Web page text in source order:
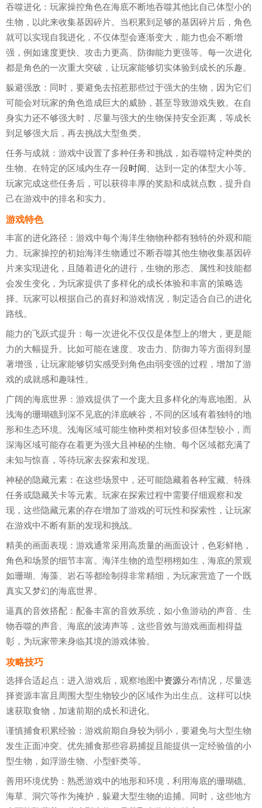
吞噬进化：玩家操控角色在海底不断地吞噬其他比自己体型小的
生物，以此来收集基因碎片。当积累到足够的基因碎片后，角色
就可以实现自我进化，不仅体型会逐渐变大，能力也会不断增
强，例如速度更快、攻击力更高、防御能力更强等。每一次进化
都是角色的一次重大突破，让玩家能够切实体验到成长的乐趣。
躲避强敌：同时，要避免去招惹那些过于强大的生物，因为它们
可能会对玩家的角色造成巨大的威胁，甚至导致游戏失败。在自
身实力还不够强大时，尽量与强大的生物保持安全距离，等成长
到足够强大后，再去挑战大型鱼类。
任务与成就：游戏中设置了多种任务和挑战，如吞噬特定种类的
生物、在特定的区域内生存一段时间 、达到一定的体型大小等。
玩家完成这些任务后，可以获得丰厚的奖励和成就点数，提升自
己在游戏中的排名和实力。
游戏特色
丰富的进化路径：游戏中每个海洋生物物种都有独特的外观和能
力。玩家操控的初始海洋生物通过不断吞噬其他生物收集基因碎
片来实现进化，且随着进化的进行，生物的形态、属性和技能都
会发生变化，为玩家提供了多样化的成长体验和丰富的策略选
择。玩家可以根据自己的喜好和游戏情况，制定适合自己的进化
路线。
能力的飞跃式提升：每一次进化不仅仅是体型上的增大，更是能
力的大幅提升。比如可能在速度、攻击力、防御力等方面得到显
著增强，让玩家能够切实感受到角色由弱变强的过程，增加了游
戏的成就感和趣味性。
广阔的海底世界：游戏提供了一个庞大且多样化的海底地图。从
浅海的珊瑚礁到深不见底的洋底峡谷，不同的区域有着独特的地
形和生态环境。浅海区域可能生物种类相对较多但体型较小，而
深海区域可能存在着更为强大且神秘的生物。每个区域都充满了
未知与惊喜，等待玩家去探索和发现。
神秘的隐藏元素：在这些场景中，还可能隐藏着各种宝藏、特殊
任务或隐藏关卡等元素。玩家在探索过程中需要仔细观察和发
现，这些隐藏元素的存在增加了游戏的可玩性和探索性，让玩家
在游戏中不断有新的发现和挑战。
精美的画面表现：游戏通常采用高质量的画面设计，色彩鲜艳，
角色和场景的细节丰富。海洋生物的造型栩栩如生，海底的景观
如珊瑚、海藻、岩石等都绘制得非常精细，为玩家营造了一个既
真实又梦幻的海底世界。
逼真的音效搭配：配备丰富的音效系统，如小鱼游动的声音、生
物吞噬的声音、海底的波涛声等，这些音效与游戏画面相得益
彰，为玩家带来身临其境的游戏体验。
攻略技巧
选择合适起点：进入游戏后，观察地图中资源分布情况，尽量选
择资源丰富且周围大型生物较少的区域作为出生点。这样可以快
速获取食物，加速前期的成长和进化。
谨慎捕食积累经验：游戏前期自身较为弱小，要避免与大型生物
发生正面冲突。优先捕食那些容易捕捉且能提供一定经验值的小
型生物，如浮游生物、小型虾类等。
善用环境优势：熟悉游戏中的地形和环境，利用海底的珊瑚礁、
海草、洞穴等作为掩护，躲避大型生物的追捕。同时，这些地方